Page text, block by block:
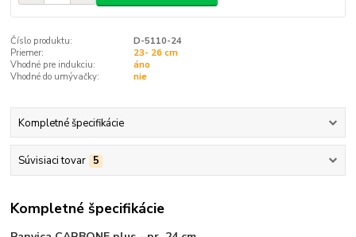
Číslo produktu:
D-5110-24
Priemer:
23- 26 cm
Vhodné pre indukciu:
áno
Vhodné do umývačky:
nie
Kompletné špecifikácie
Súvisiaci tovar 5
Kompletné špecifikácie